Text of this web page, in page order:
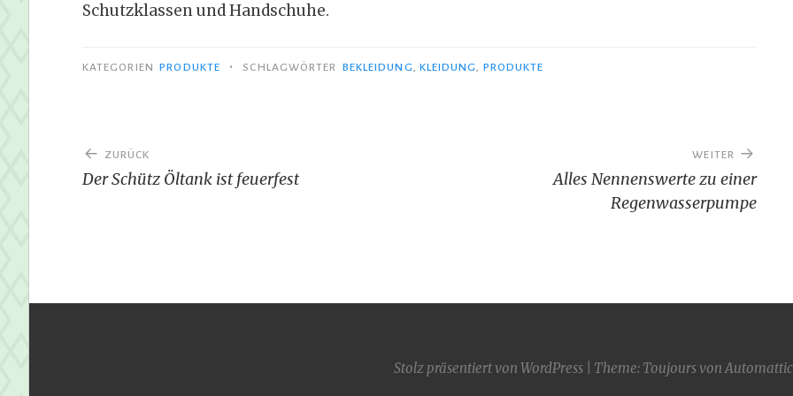
Schutzklassen und Handschuhe.
KATEGORIEN PRODUKTE • SCHLAGWÖRTER BEKLEIDUNG, KLEIDUNG, PRODUKTE
Beitragsnavigation
ZURÜCK
Der Schütz Öltank ist feuerfest
WEITER
Alles Nennenswerte zu einer
Regenwasserpumpe
Stolz präsentiert von WordPress Theme: Toujours vonAutomattic